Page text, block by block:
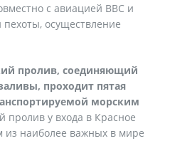
с авиацией ВВС и
осуществление
пролив, соединяющий
проходит пятая
морским
пролив у входа в Красное
из наиболее важных в мире